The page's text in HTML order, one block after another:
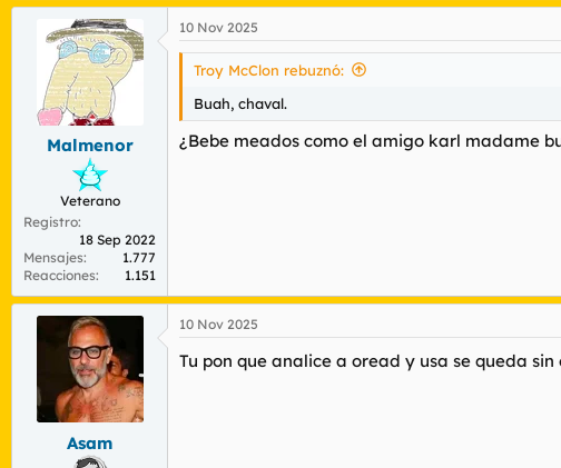
Malmenor
Veterano
Registro
18 Sep 2022
Mensajes
1.777
Reacciones
1.151
10 Nov 2025
Troy McClon rebuznó:
Buah, chaval.
¿Bebe meados como el amigo karl madame
Asam
10 Nov 2025
Tu pon que analice a oread y usa se queda